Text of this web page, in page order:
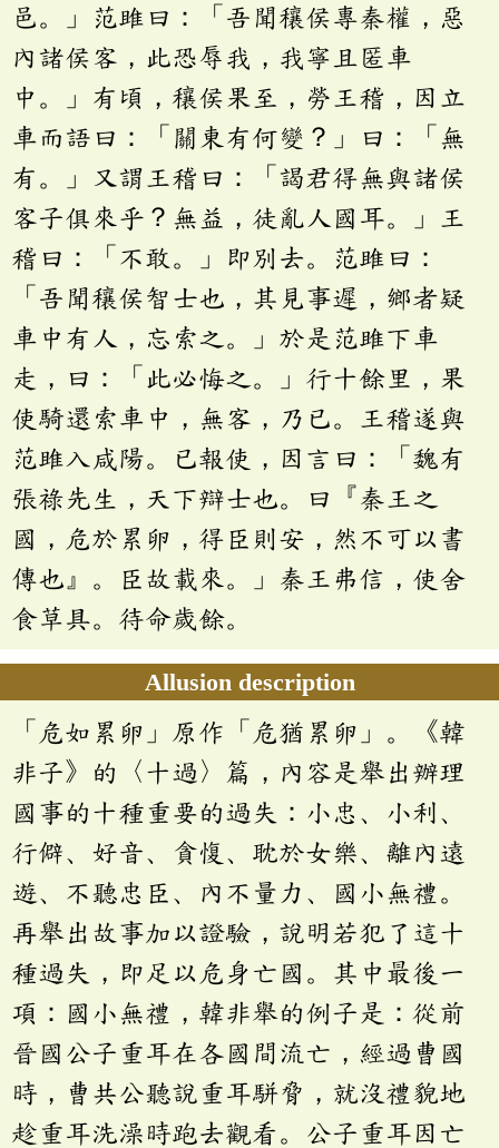
邑。」范雎曰：「吾聞穰侯專秦權，惡
內諸侯客，此恐辱我，我寧且匿車
中。」有頃，穰侯果至，勞王稽，因立
車而語曰：「關東有何變？」曰：「無
有。」又謂王稽曰：「謁君得無與諸侯
客子俱來乎？無益，徒亂人國耳。」王
稽曰：「不敢。」即別去。范雎曰：
「吾聞穰侯智士也，其見事遲，鄉者疑
車中有人，忘索之。」於是范雎下車
走，曰：「此必悔之。」行十餘里，果
使騎還索車中，無客，乃已。王稽遂與
范雎入咸陽。已報使，因言曰：「魏有
張祿先生，天下辯士也。曰『秦王之
國，危於累卵，得臣則安，然不可以書
傳也』。臣故載來。」秦王弗信，使舍
食草具。待命歲餘。
Allusion description
「危如累卵」原作「危猶累卵」。《韓
非子》的〈十過〉篇，內容是舉出辦理
國事的十種重要的過失：小忠、小利、
行僻、好音、貪愎、耽於女樂、離內遠
遊、不聽忠臣、內不量力、國小無禮。
再舉出故事加以證驗，說明若犯了這十
種過失，即足以危身亡國。其中最後一
項：國小無禮，韓非舉的例子是：從前
晉國公子重耳在各國間流亡，經過曹國
時，曹共公聽說重耳駢脅，就沒禮貌地
趁重耳洗澡時跑去觀看。公子重耳因亡